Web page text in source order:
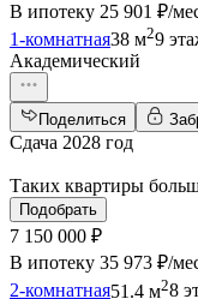
В ипотеку 25 901 ₽/
1-комнатная38 м29
Академический
Поделиться
Сдача 2028 год
Таких квартиры
Подобрать
7 150 000 ₽
В ипотеку 35 973 ₽/
2-комнатная51.4 м28